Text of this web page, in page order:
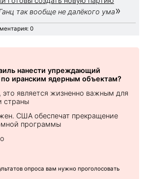
так вообще не далёкого ума»
0
нанести упреждающий
иранским ядерным объектам?
является жизненно важным для
страны
США обеспечат прекращение
программы
опроса вам нужно проголосовать